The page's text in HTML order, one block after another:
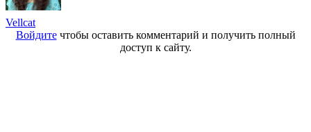
Vellcat
Войдитечтобы оставить комментарий и получить полный
доступ к сайту.